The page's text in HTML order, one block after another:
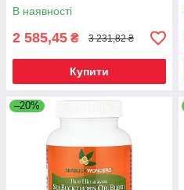
В наявності
2 585,45 ₴ 3 231,82 ₴
Купити
–20%